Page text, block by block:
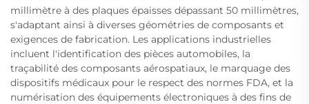
millimètre à des plaques épaisses dépassant 50 millimètres,
s'adaptant ainsi à diverses géométries de composants et
exigences de fabrication. Les applications industrielles
incluent l'identification des pièces automobiles, la
traçabilité des composants aérospatiaux, le marquage des
dispositifs médicaux pour le respect des normes FDA, et la
numérisation des équipements électroniques à des fins de